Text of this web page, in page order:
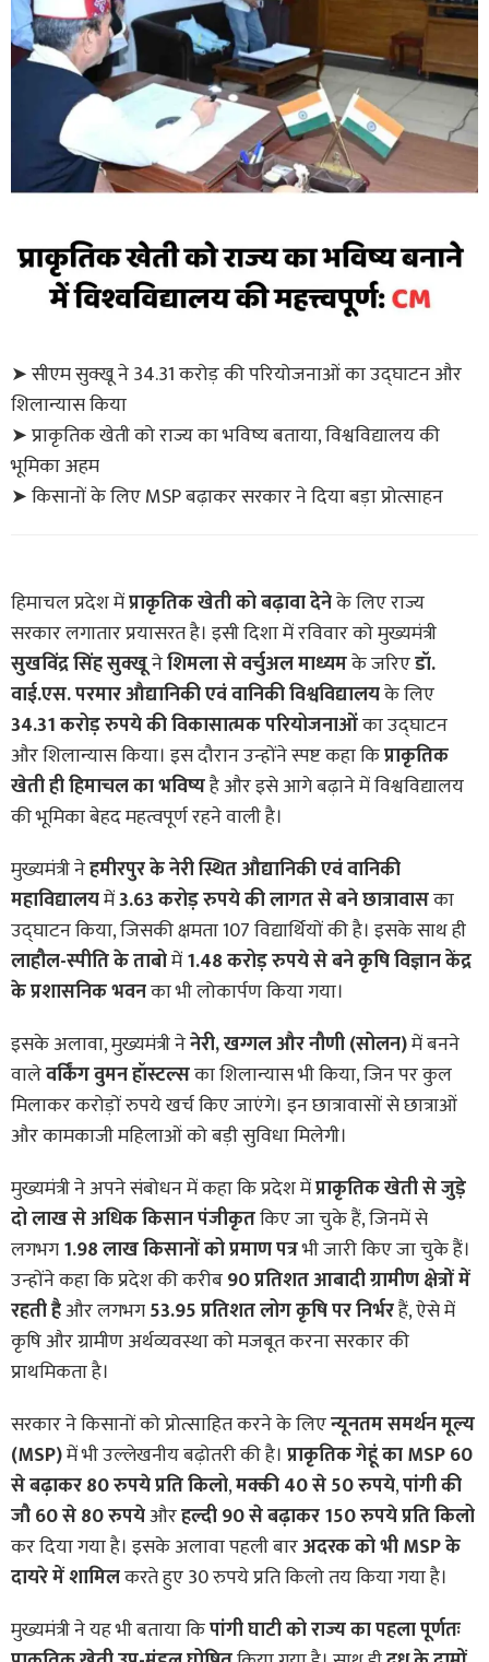
➤ सीएम सुक्खू ने 34.31 करोड़ की परियोजनाओं का उद्घाटन और
शिलान्यास किया
➤ प्राकृतिक खेती को राज्य का भविष्य बताया, विश्वविद्यालय की
भूमिका अहम
➤ किसानों के लिए MSP बढ़ाकर सरकार ने दिया बड़ा प्रोत्साहन
हिमाचल प्रदेश मेंप्राकृतिक खेती को बढ़ावा देनेके लिए राज्य
सरकार लगातार प्रयासरत है। इसी दिशा में रविवार को मुख्यमंत्री
सुखविंद्र सिंह सुक्खूनेशिमला से वर्चुअल माध्यमके जरिएडॉ.
वाई.एस. परमार औद्यानिकी एवं वानिकी विश्वविद्यालयके लिए
34.31 करोड़ रुपये की विकासात्मक परियोजनाओंका उद्घाटन
और शिलान्यास किया। इस दौरान उन्होंने स्पष्ट कहा किप्राकृतिक
खेती ही हिमाचल का भविष्यहै और इसे आगे बढ़ाने में विश्वविद्यालय
की भूमिका बेहद महत्वपूर्ण रहने वाली है।
मुख्यमंत्री नेहमीरपुर के नेरी स्थित औद्यानिकी एवं वानिकी
महाविद्यालयमें3.63 करोड़ रुपये की लागत से बने छात्रावासका
उद्घाटन किया, जिसकी क्षमता 107 विद्यार्थियों की है। इसके साथ ही
लाहौल-स्पीति के ताबोमें1.48 करोड़ रुपये से बने कृषि विज्ञान केंद्र
के प्रशासनिक भवनका भी लोकार्पण किया गया।
इसके अलावा, मुख्यमंत्री नेनेरी, खग्गल और नौणी (सोलन)में बनने
वालेवर्किंग वुमन हॉस्टल्सका शिलान्यास भी किया, जिन पर कुल
मिलाकर करोड़ों रुपये खर्च किए जाएंगे। इन छात्रावासों से छात्राओं
और कामकाजी महिलाओं को बड़ी सुविधा मिलेगी।
मुख्यमंत्री ने अपने संबोधन में कहा कि प्रदेश मेंप्राकृतिक खेती से जुड़े
दो लाख से अधिक किसान पंजीकृतकिए जा चुके हैं, जिनमें से
लगभग1.98 लाख किसानों को प्रमाण पत्रभी जारी किए जा चुके हैं।
उन्होंने कहा कि प्रदेश की करीब90 प्रतिशत आबादी ग्रामीण क्षेत्रों में
रहती हैऔर लगभग53.95 प्रतिशत लोग कृषि पर निर्भरहैं, ऐसे में
कृषि और ग्रामीण अर्थव्यवस्था को मजबूत करना सरकार की
प्राथमिकता है।
सरकार ने किसानों को प्रोत्साहित करने के लिएन्यूनतम समर्थन मूल्य
(MSP)में भी उल्लेखनीय बढ़ोतरी की है। प्राकृतिक गेहूं का MSP 60
से बढ़ाकर 80 रुपये प्रति किलो,मक्की 40 से 50 रुपये,पांगी की
जौ 60 से 80 रुपयेऔरहल्दी 90 से बढ़ाकर 150 रुपये प्रति किलो
कर दिया गया है। इसके अलावा पहली बारअदरक को भी MSP के
दायरे में शामिलकरते हुए 30 रुपये प्रति किलो तय किया गया है।
मुख्यमंत्री ने यह भी बताया किपांगी घाटी को राज्य का पहला पूर्णतः